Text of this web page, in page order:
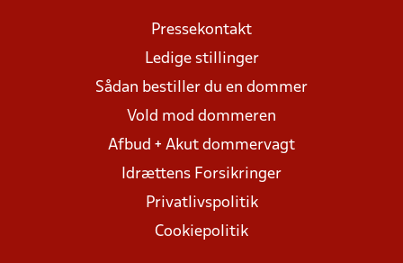
Pressekontakt
Ledige stillinger
Sådan bestiller du en dommer
Vold mod dommeren
Afbud + Akut dommervagt
Idrættens Forsikringer
Privatlivspolitik
Cookiepolitik